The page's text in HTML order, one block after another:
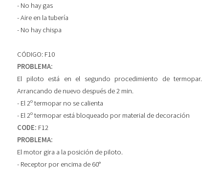
- No hay gas
- Aire en la tubería
- No hay chispa
CÓDIGO: F10
PROBLEMA:
El piloto está en el segundo procedimiento de termopar.
Arrancando de nuevo después de 2 min.
- El 2º termopar no se calienta
- El 2º termopar está bloqueado por material de decoración
CODE: F12
PROBLEMA:
El motor gira a la posición de piloto.
- Receptor por encima de 60°